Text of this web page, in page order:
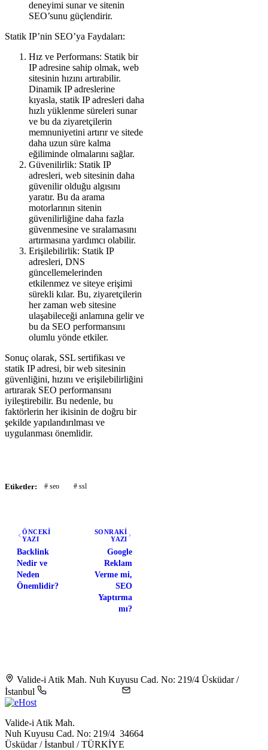
deneyimi sunar ve sitenin
SEO’sunu güçlendirir.
Statik IP’nin SEO’ya Faydaları:
Hız ve Performans: Statik bir
IP adresine sahip olmak, web
sitesinin hızını artırabilir.
Dinamik IP adreslerine
kıyasla, statik IP adresleri daha
hızlı yüklenme süreleri sunar
ve bu da ziyaretçilerin
memnuniyetini artırır ve sitede
daha uzun süre kalma
eğiliminde olmalarını sağlar.
Güvenilirlik: Statik IP
adresleri, web sitesinin daha
güvenilir olduğu algısını
yaratır. Bu da arama
motorlarının sitenin
güvenilirliğine daha fazla
güvenmesine ve sıralamasını
artırmasına yardımcı olabilir.
Erişilebilirlik: Statik IP
adresleri, DNS
güncellemelerinden
etkilenmez ve siteye erişimi
sürekli kılar. Bu, ziyaretçilerin
her zaman web sitesine
ulaşabileceği anlamına gelir ve
bu da SEO performansını
olumlu yönde etkiler.
Sonuç olarak, SSL sertifikası ve
statik IP adresi, bir web sitesinin
güvenliğini, hızını ve erişilebilirliğini
artırarak SEO performansını
iyileştirebilir. Bu nedenle, bu
faktörlerin her ikisinin de doğru bir
şekilde yapılandırılması ve
uygulanması önemlidir.
Etiketler: # seo # ssl
ÖNCEKİ
YAZI
Backlink
Nedir ve
Neden
Önemlidir?
SONRAKİ
YAZI
Google
Reklam
Verme mi,
SEO
Yaptırma
mı?
Valide-i Atik Mah. Nuh Kuyusu Cad. No: 219/4 Üsküdar /
İstanbul
Valide-i Atik Mah.
Nuh Kuyusu Cad. No: 219/4 34664
Üsküdar / İstanbul / TÜRKİYE